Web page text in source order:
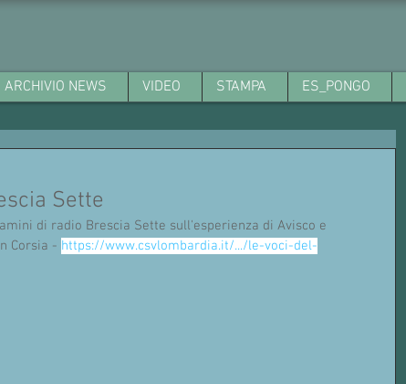
ARCHIVIO NEWS VIDEO STAMPA ES_PONGO
Sette
di radio Brescia Sette sull'esperienza di Avisco e
Corsia - https://www.csvlombardia.it/.../le-voci-del-